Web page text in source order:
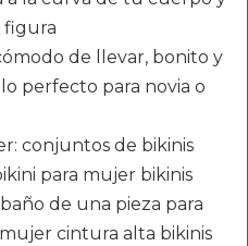
figura
de llevar, bonito y
perfecto para novia o
conjuntos de bikinis
para mujer bikinis
de una pieza para
cintura alta bikinis